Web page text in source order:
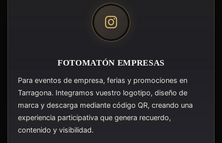
FOTOMATÓN EMPRESAS
Para eventos de empresa, ferias y promociones en
Tarragona. Integramos vuestro logotipo, diseño de
marca y descarga mediante código QR, creando una
experiencia participativa que genera recuerdo,
contenido y visibilidad.